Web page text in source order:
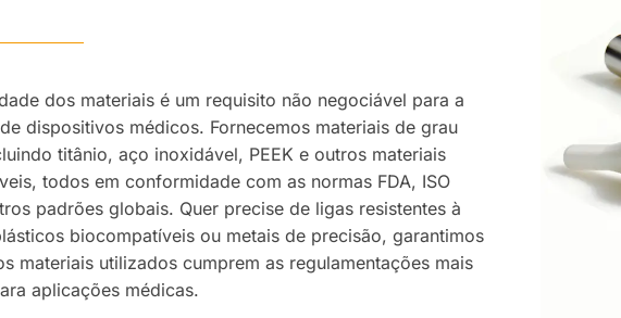
dos materiais é um requisito não negociável para a
dispositivos médicos. Fornecemos materiais de grau
titânio, aço inoxidável, PEEK e outros materiais
todos em conformidade com as normas FDA, ISO
padrões globais. Quer precise de ligas resistentes à
biocompatíveis ou metais de precisão, garantimos
materiais utilizados cumprem as regulamentações mais
aplicações médicas.